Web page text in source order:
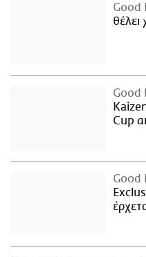
Good
Good
Cup
Good